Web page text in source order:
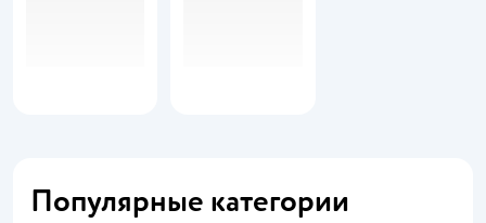
Популярные категории